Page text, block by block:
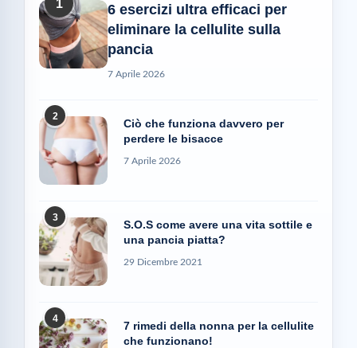
1
6 esercizi ultra efficaci per
eliminare la cellulite sulla
pancia
7 Aprile 2026
2
Ciò che funziona davvero per
perdere le bisacce
7 Aprile 2026
3
S.O.S come avere una vita sottile e
una pancia piatta?
29 Dicembre 2021
4
7 rimedi della nonna per la cellulite
che funzionano!